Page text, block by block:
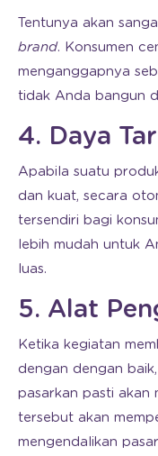
Tentunya akan
brand. Konsumen
menganggapnya
tidak Anda bangun
4. Daya
Apabila suatu
dan kuat, secara
tersendiri bagi
lebih mudah untuk
luas.
5. Alat
Ketika kegiatan
dengan dengan
pasarkan pasti akan
tersebut akan
mengendalikan